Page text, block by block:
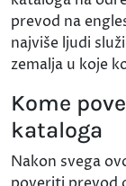
prevod na
najviše ljudi
zemalja u koje
Kome
kataloga
Nakon svega